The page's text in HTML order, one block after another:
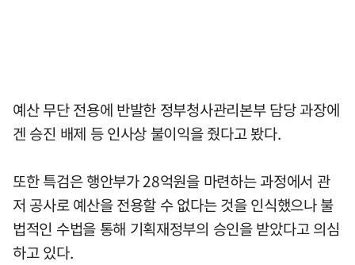
예산 무단 전용에 반발한 정부청사관리본부 담당 과장에
겐 승진 배제 등 인사상 불이익을 줬다고 봤다.
또한 특검은 행안부가 28억원을 마련하는 과정에서 관
저 공사로 예산을 전용할 수 없다는 것을 인식했으나 불
법적인 수법을 통해 기획재정부의 승인을 받았다고 의심
하고 있다.